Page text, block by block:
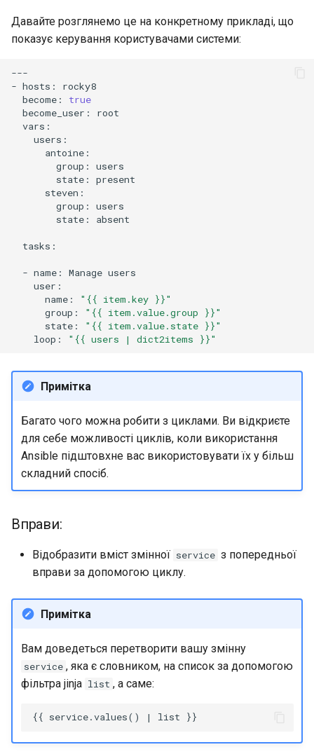
Давайте розглянемо це на конкретному прикладі, що
показує керування користувачами системи:
---
- hosts:
become:
true
become_user:
group:
state:
group:
state:
absent
tasks:
- name: Manage
name:
"{{ item.key }}"
group:
"{{ item.value.group }}"
state:
"{{ item.value.state }}"
loop:
"{{ users | dict2items }}"
Примітка
Багато чого можна робити з циклами. Ви відкриєте
для себе можливості циклів, коли використання
Ansible підштовхне вас використовувати їх у більш
складний спосіб.
Вправи:
Відобразити вміст змінної service з попередньої
вправи за допомогою циклу.
Примітка
Вам доведеться перетворити вашу змінну
service , яка є словником, на список за допомогою
фільтра jinja list , а саме: